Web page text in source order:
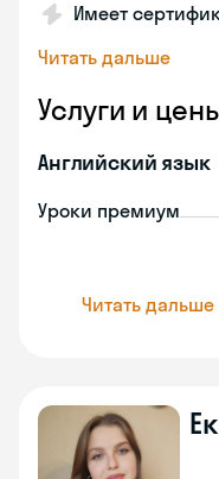
Имеет
Читать дальше
Услуги и
Английский язык
Уроки премиум
Читать дальше